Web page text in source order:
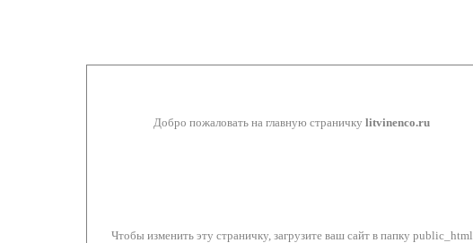
Добро пожаловать на главную страничку litvinenco.ru
Чтобы изменить эту страничку, загрузите ваш сайт в папку public_html